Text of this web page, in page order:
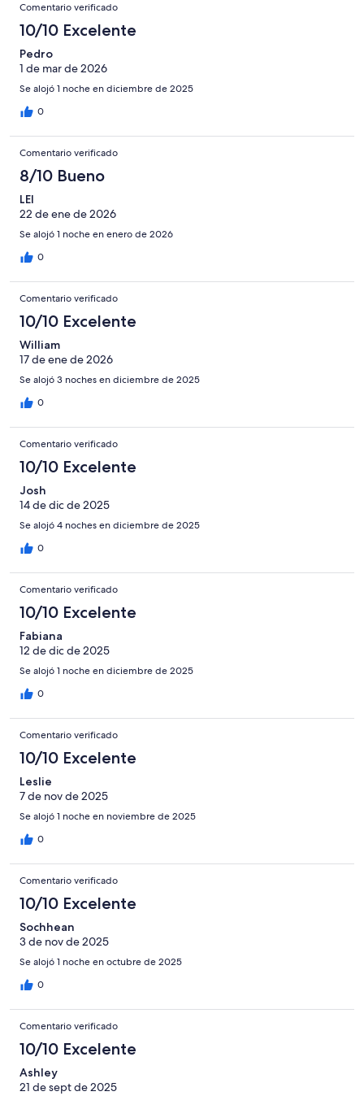
Comentario verificado
10/10 Excelente
Pedro
1 de mar de 2026
Se alojó 1 noche en diciembre de 2025
0
Comentario verificado
8/10 Bueno
LEI
22 de ene de 2026
Se alojó 1 noche en enero de 2026
0
Comentario verificado
10/10 Excelente
William
17 de ene de 2026
Se alojó 3 noches en diciembre de 2025
0
Comentario verificado
10/10 Excelente
Josh
14 de dic de 2025
Se alojó 4 noches en diciembre de 2025
0
Comentario verificado
10/10 Excelente
Fabiana
12 de dic de 2025
Se alojó 1 noche en diciembre de 2025
0
Comentario verificado
10/10 Excelente
Leslie
7 de nov de 2025
Se alojó 1 noche en noviembre de 2025
0
Comentario verificado
10/10 Excelente
Sochhean
3 de nov de 2025
Se alojó 1 noche en octubre de 2025
0
Comentario verificado
10/10 Excelente
Ashley
21 de sept de 2025